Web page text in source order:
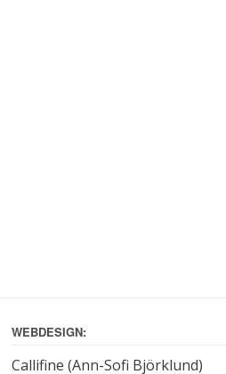
WEBDESIGN:
Callifine (Ann-Sofi Björklund)